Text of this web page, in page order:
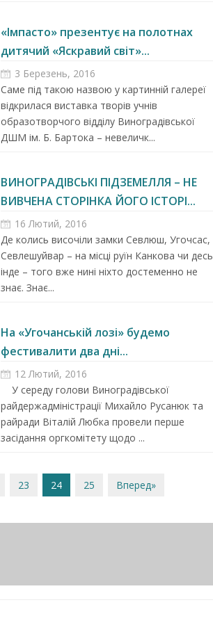
«Імпасто» презентує на полотнах
дитячий «Яскравий світ»...
3 Березень, 2016
Саме під такою назвою у картинній галереї
відкрилася виставка творів учнів
образотворчого відділу Виноградівської
ДШМ ім. Б. Бартока – невеличк...
ВИНОГРАДІВСЬКІ ПІДЗЕМЕЛЛЯ – НЕ
ВИВЧЕНА СТОРІНКА ЙОГО ІСТОРІ...
16 Лютий, 2016
Де колись височіли замки Севлюш, Угочсас,
Севлешуйвар – на місці руїн Канкова чи десь
інде – того вже нині ніхто достеменно не
знає. Знає...
На «Угочанській лозі» будемо
фестивалити два дні...
12 Лютий, 2016
У середу голови Виноградівської
райдержадміністрації Михайло Русанюк та
райради Віталій Любка провели перше
засідання оргкомітету щодо ...
23 24 25 Вперед»
села Дубовинки...